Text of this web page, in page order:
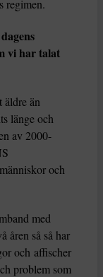
regimen.
vi har talat
än
länge och
av 2000-
och
med
åren så så har
och affischer
problem som